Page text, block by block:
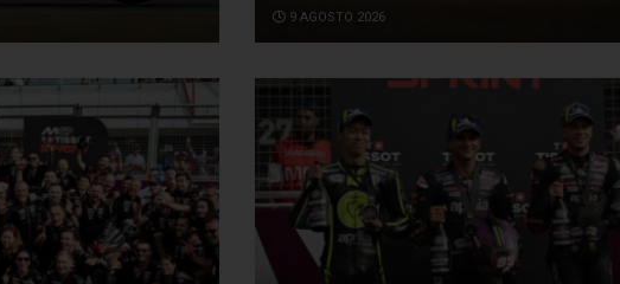
9 AGOSTO 2026